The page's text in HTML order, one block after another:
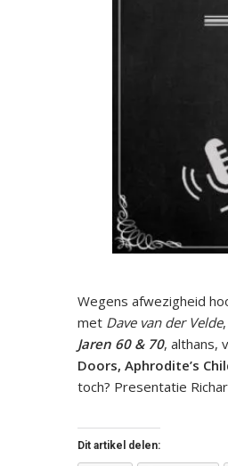
Wegens afwezigheid
met Dave van der Velde
Jaren 60 & 70, althans,
Doors, Aphrodite’s
toch? Presentatie
Dit artikel delen: